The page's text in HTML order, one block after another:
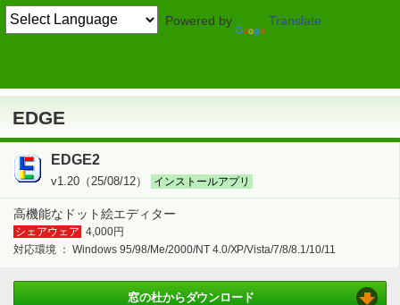
Powered by Translate
EDGE
EDGE2
v1.20（25/08/12） インストールアプリ
高機能なドット絵エディター
シェアウェア 4,000円
対応環境 ： Windows 95/98/Me/2000/NT 4.0/XP/Vista/7/8/8.1/10/11
窓の杜からダウンロード